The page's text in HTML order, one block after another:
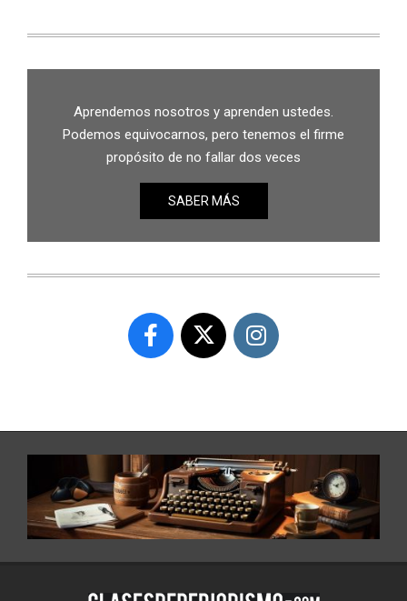
Aprendemos nosotros y aprenden ustedes.
Podemos equivocarnos, pero tenemos el firme
propósito de no fallar dos veces
SABER MÁS